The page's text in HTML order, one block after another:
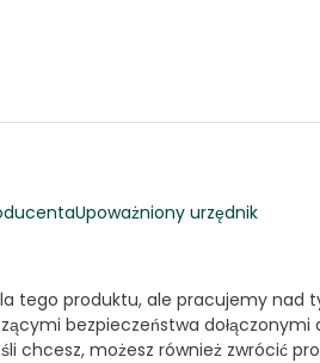
Upoważniony urzędnik
tego produktu, ale pracujemy nad
bezpieczeństwa
chcesz, możesz również zwrócić